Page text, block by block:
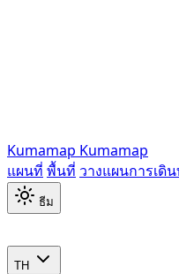
Kumamap Kumamap
แผนที่ พื้นที่ วางแผนการเดิ
ธีม
TH